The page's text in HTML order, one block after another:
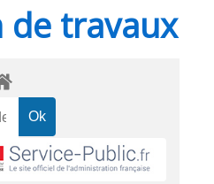
de travaux